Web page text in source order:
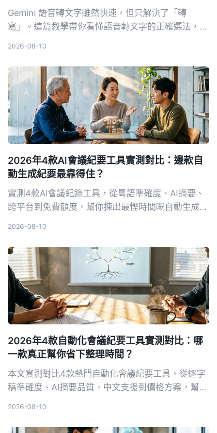
Gemini 語音轉文字雖然快速，但只解決了「轉
寫」。這篇教學帶你看懂語音轉文字的正確選法，並
2026-08-10
2026年4款AI會議紀要工具實測對比：邊款自
動生成紀要最靠得住？
實測4款AI會議紀錄工具，從粵語準確度、AI摘要、
跨平台到免費額度，幫你揀出最慳時間嘅自動生成紀
2026-08-10
2026年4款自動化會議紀要工具實測對比：哪
一款真正幫你省下整理時間？
本文實測對比4款熱門自動化會議紀要工具，從逐字
稿準確度、AI摘要品質、中文支援到價格方案，幫你
2026-08-10